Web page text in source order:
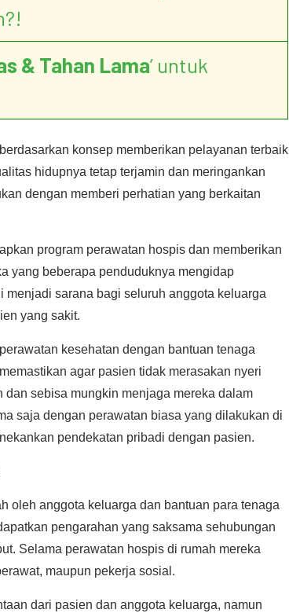
& Tahan Lama’ untuk
konsep memberikan pelayanan terbaik
hidupnya tetap terjamin dan meringankan
dengan memberi perhatian yang berkaitan
program perawatan hospis dan memberikan
yang beberapa penduduknya mengidap
menjadi sarana bagi seluruh anggota keluarga
yang sakit.
kesehatan dengan bantuan tenaga
agar pasien tidak merasakan nyeri
sebisa mungkin menjaga mereka dalam
saja dengan perawatan biasa yang dilakukan di
pendekatan pribadi dengan pasien.
oleh anggota keluarga dan bantuan para tenaga
pengarahan yang saksama sehubungan
Selama perawatan hospis di rumah mereka
maupun pekerja sosial.
dari pasien dan anggota keluarga, namun